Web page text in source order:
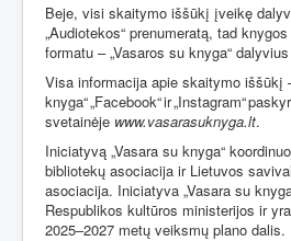
Beje, visi skaitymo iššūkį įveikę
„Audiotekos“ prenumeratą, tad
formatu – „Vasaros su knyga“
Visa informacija apie skaitymo iššūkį
knyga“ „Facebook“ ir „Instagram“
svetainėje www.vasarasuknyga.lt.
Iniciatyvą „Vasara su knyga“
bibliotekų asociacija ir Lietuvos
asociacija. Iniciatyva „Vasara su
Respublikos kultūros ministerijos ir
2025–2027 metų veiksmų plano dalis.